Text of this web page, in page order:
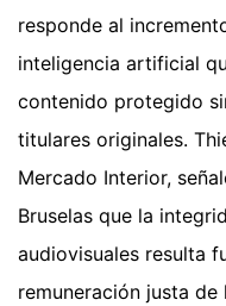
responde al
inteligencia artificial
contenido protegido
titulares originales.
Mercado Interior,
Bruselas que la
audiovisuales resulta
remuneración justa